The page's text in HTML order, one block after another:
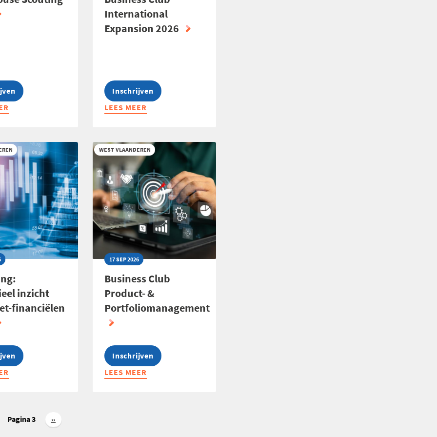
International
Expansion 2026
Inschrijven
LEES MEER
ABOUT
INTERNATIONAL
EXPANSION
2026
inzicht
financiëlen
WEST-VLAANDEREN
17 SEP 2026
Business Club
Product- &
Portfoliomanagement
Inschrijven
LEES MEER
ABOUT
Pagina 3
Volgende
pagina
››